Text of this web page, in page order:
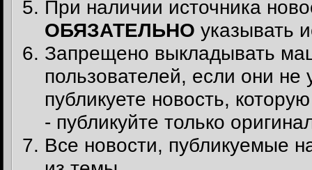
При наличии источника
ОБЯЗАТЕЛЬНО указывать
Запрещено выкладывать
пользователей, если они
публикуете новость,
- публикуйте только
Все новости, публикуемые